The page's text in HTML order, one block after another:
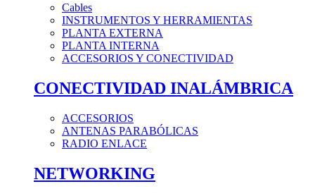
Cables
INSTRUMENTOS Y HERRAMIENTAS
PLANTA EXTERNA
PLANTA INTERNA
ACCESORIOS Y CONECTIVIDAD
CONECTIVIDAD INALÁMBRICA
ACCESORIOS
ANTENAS PARABÓLICAS
RADIO ENLACE
NETWORKING